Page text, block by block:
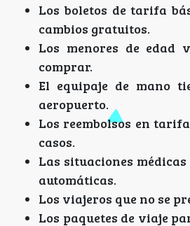
Los boletos de tarifa
cambios gratuitos.
Los menores de edad
comprar.
El equipaje de mano
aeropuerto.
Los reembolsos en
casos.
Las situaciones
automáticas.
Los viajeros que no se
Los paquetes de viaje